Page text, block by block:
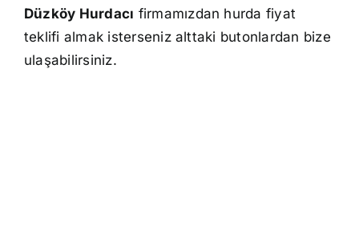
Düzköy Hurdacı firmamızdan hurda fiyat
teklifi almak isterseniz alttaki butonlardan bize
ulaşabilirsiniz.